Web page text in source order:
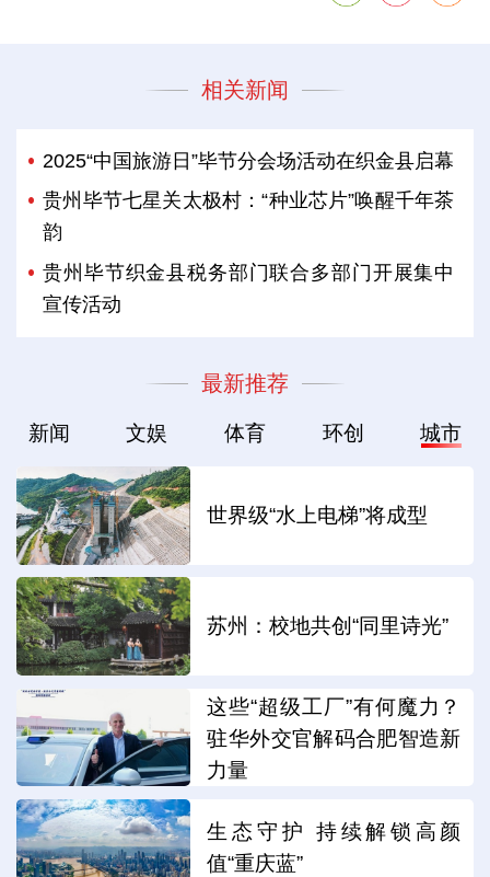
相关新闻
2025“中国旅游日”毕节分会场活动在织金县启幕
贵州毕节七星关太极村：“种业芯片”唤醒千年茶
韵
贵州毕节织金县税务部门联合多部门开展集中
宣传活动
最新推荐
新闻 文娱 体育 环创 城市
世界级“水上电梯”将成型
苏州：校地共创“同里诗光”
这些“超级工厂”有何魔力？
驻华外交官解码合肥智造新
力量
生态守护 持续解锁高颜
值“重庆蓝”